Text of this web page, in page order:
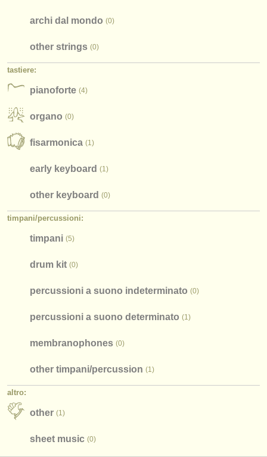
archi dal mondo (0)
other strings (0)
tastiere:
pianoforte (4)
organo (0)
fisarmonica (1)
early keyboard (1)
other keyboard (0)
timpani/percussioni:
timpani (5)
drum kit (0)
percussioni a suono indeterminato (0)
percussioni a suono determinato (1)
membranophones (0)
other timpani/percussion (1)
altro:
other (1)
sheet music (0)